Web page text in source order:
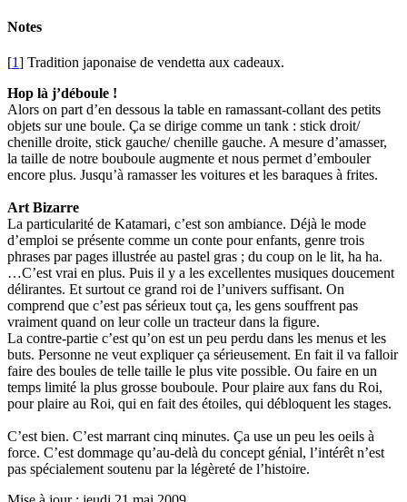
Notes
[1] Tradition japonaise de vendetta aux cadeaux.
Hop là j’déboule !
Alors on part d’en dessous la table en ramassant-collant des petits
objets sur une boule. Ça se dirige comme un tank : stick droit/
chenille droite, stick gauche/ chenille gauche. A mesure d’amasser,
la taille de notre bouboule augmente et nous permet d’embouler
encore plus. Jusqu’à ramasser les voitures et les baraques à frites.
Art Bizarre
La particularité de Katamari, c’est son ambiance. Déjà le mode
d’emploi se présente comme un conte pour enfants, genre trois
phrases par pages illustrée au pastel gras ; du coup on le lit, ha ha.
…C’est vrai en plus. Puis il y a les excellentes musiques doucement
délirantes. Et surtout ce grand roi de l’univers suffisant. On
comprend que c’est pas sérieux tout ça, les gens souffrent pas
vraiment quand on leur colle un tracteur dans la figure.
La contre-partie c’est qu’on est un peu perdu dans les menus et les
buts. Personne ne veut expliquer ça sérieusement. En fait il va falloir
faire des boules de telle taille le plus vite possible. Ou faire en un
temps limité la plus grosse bouboule. Pour plaire aux fans du Roi,
pour plaire au Roi, qui en fait des étoiles, qui débloquent les stages.
C’est bien. C’est marrant cinq minutes. Ça use un peu les oeils à
force. C’est dommage qu’au-delà du concept génial, l’intérêt n’est
pas spécialement soutenu par la légèreté de l’histoire.